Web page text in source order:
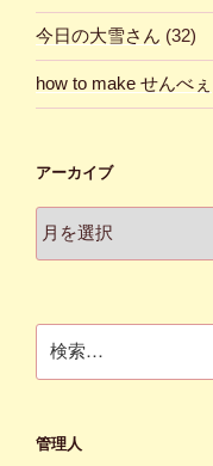
今日の大雪さん (32)
how to make せんべぇ
アーカイブ
ー
索:
管理人